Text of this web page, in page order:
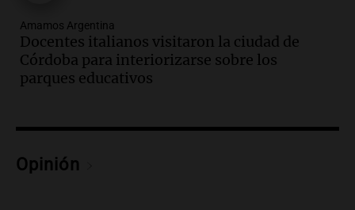
tras fuertes vientos
Panorama Federal
Episodios
Audio.
economía mejorará el próximo año
Episodios
Amamos Argentina
Docentes italianos visitaron la ciudad de
Córdoba para interiorizarse sobre los
parques educativos
Opinión